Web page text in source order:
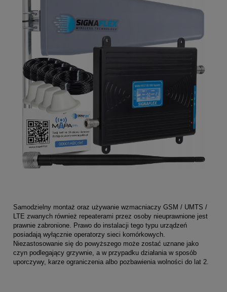
Samodzielny montaż oraz używanie wzmacniaczy GSM / UMTS /
LTE zwanych również repeaterami przez osoby nieuprawnione jest
prawnie zabronione. Prawo do instalacji tego typu urządzeń
posiadają wyłącznie operatorzy sieci komórkowych.
Niezastosowanie się do powyższego może zostać uznane jako
czyn podlegający grzywnie, a w przypadku działania w sposób
uporczywy, karze ograniczenia albo pozbawienia wolności do lat 2.